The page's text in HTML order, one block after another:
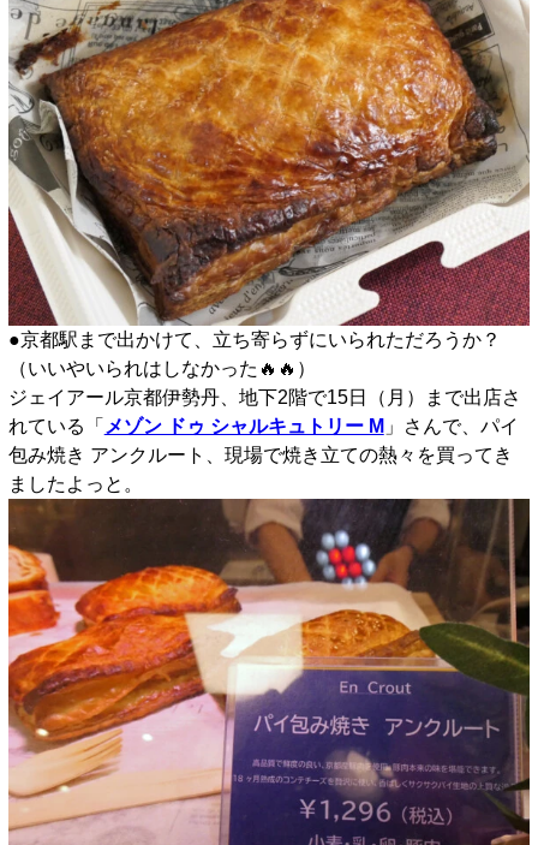
●京都駅まで出かけて、立ち寄らずにいられただろうか？
（いいやいられはしなかった🔥🔥）
ジェイアール京都伊勢丹、地下2階で15日（月）まで出店さ
れている「 メゾン ドゥ シャルキュトリー M 」さんで、パイ
包み焼き アンクルート、現場で焼き立ての熱々を買ってき
ましたよっと。